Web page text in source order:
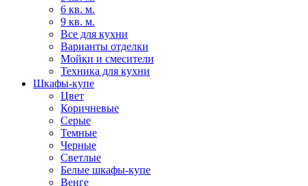
6 кв. м.
9 кв. м.
Все для кухни
Варианты отделки
Мойки и смесители
Техника для кухни
Шкафы-купе
Цвет
Коричневые
Серые
Темные
Черные
Светлые
Белые шкафы-купе
Венге